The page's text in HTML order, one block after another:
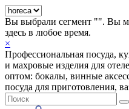
Вы выбрали сегмент "". Вы
здесь в любое время.
×
Профессиональная посуда,
и махровые изделия для
оптом: бокалы, винные
посуда для приготовления,